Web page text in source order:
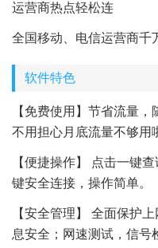
运营商热点轻松连
全国移动、电信运营商千
软件特色
【免费使用】节省流量
不用担心月底流量不够用
【便捷操作】 点击一键
键安全连接，操作简单。
【安全管理】 全面保护
息安全；网速测试，信号